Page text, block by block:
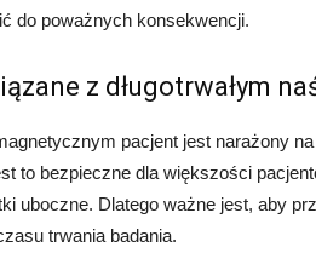
do poważnych konsekwencji.
z długotrwałym
pacjent jest narażony
to bezpieczne dla większości
uboczne. Dlatego ważne jest, aby
trwania badania.